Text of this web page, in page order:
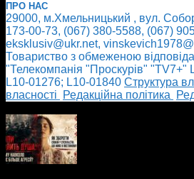
ПРО НАС
29000, м.Хмельницький , вул.
173-00-73, (067) 380-5588, (067)
eksklusiv@ukr.net,
Товариство з обмеженою
"Телекомпанія "Проскурів" "TV7+"
L10-01276; L10-01840 Cтруктура
власності
Редакційна політика